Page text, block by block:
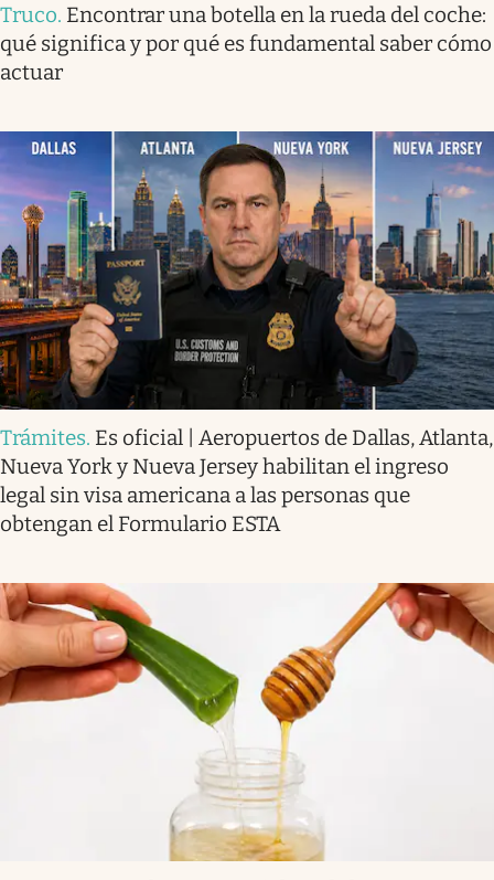
Truco. Encontrar una botella en la rueda del coche:
qué significa y por qué es fundamental saber cómo
actuar
Trámites. Es oficial | Aeropuertos de Dallas, Atlanta,
Nueva York y Nueva Jersey habilitan el ingreso
legal sin visa americana a las personas que
obtengan el Formulario ESTA